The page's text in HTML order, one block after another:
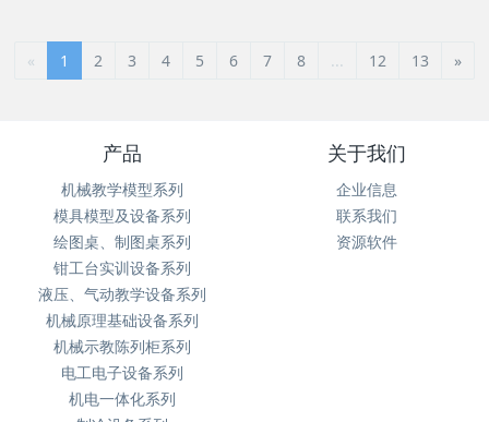
« 1 2 3 4 5 6 7 8 ... 12 13 »
产品
机械教学模型系列
模具模型及设备系列
绘图桌、制图桌系列
钳工台实训设备系列
液压、气动教学设备系列
机械原理基础设备系列
机械示教陈列柜系列
电工电子设备系列
机电一体化系列
关于我们
企业信息
联系我们
资源软件